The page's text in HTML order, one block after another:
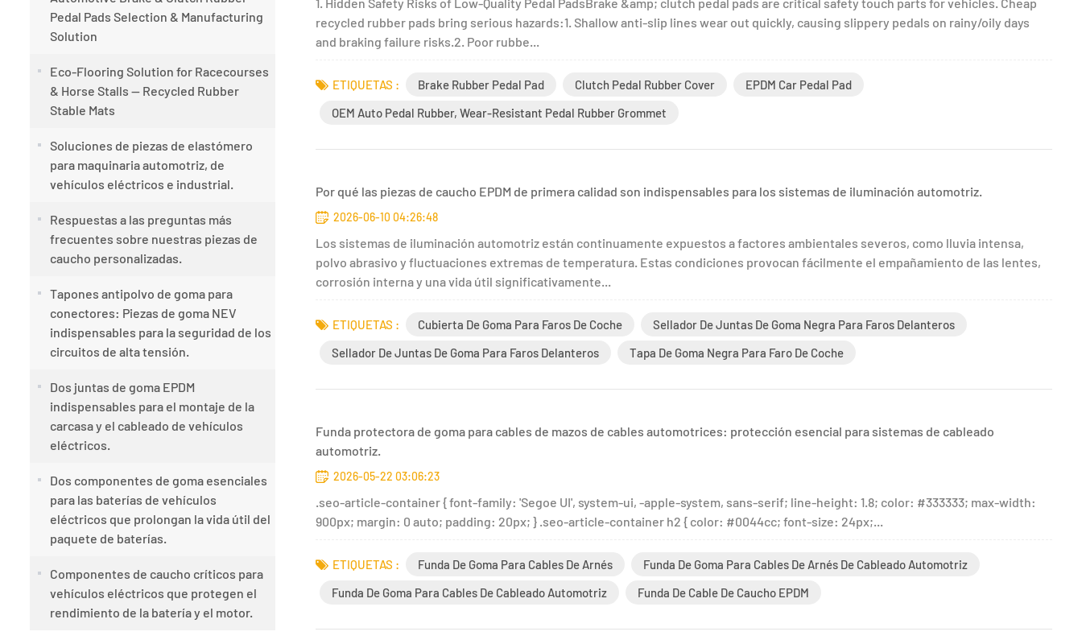
Pedal Pads Selection & Manufacturing
Solution
Eco-Flooring Solution for Racecourses
& Horse Stalls — Recycled Rubber
Stable Mats
Soluciones de piezas de elastómero
para maquinaria automotriz, de
vehículos eléctricos e industrial.
Respuestas a las preguntas más
frecuentes sobre nuestras piezas de
caucho personalizadas.
Tapones antipolvo de goma para
conectores: Piezas de goma NEV
indispensables para la seguridad de los
circuitos de alta tensión.
Dos juntas de goma EPDM
indispensables para el montaje de la
carcasa y el cableado de vehículos
eléctricos.
Dos componentes de goma esenciales
para las baterías de vehículos
eléctricos que prolongan la vida útil del
paquete de baterías.
Componentes de caucho críticos para
vehículos eléctricos que protegen el
rendimiento de la batería y el motor.
recycled rubber pads bring serious hazards:1. Shallow anti-slip lines wear out quickly, causing slippery pedals on rainy/oily days
and braking failure risks.2. Poor rubbe...
ETIQUETAS : Brake Rubber Pedal Pad Clutch Pedal Rubber Cover
EPDM Car Pedal Pad
OEM Auto Pedal Rubber, Wear-Resistant Pedal Rubber Grommet
Por qué las piezas de caucho EPDM de primera calidad son indispensables para los sistemas de iluminación automotriz.
2026-06-10 04:26:48
Los sistemas de iluminación automotriz están continuamente expuestos a factores ambientales severos, como lluvia intensa,
polvo abrasivo y fluctuaciones extremas de temperatura. Estas condiciones provocan fácilmente el empañamiento de las lentes,
corrosión interna y una vida útil significativamente...
ETIQUETAS : Cubierta De Goma Para Faros De Coche
Sellador De Juntas De Goma Negra Para Faros Delanteros
Sellador De Juntas De Goma Para Faros Delanteros
Tapa De Goma Negra Para Faro De Coche
Funda protectora de goma para cables de mazos de cables automotrices: protección esencial para sistemas de cableado
automotriz.
2026-05-22 03:06:23
.seo-article-container { font-family: 'Segoe UI', system-ui, -apple-system, sans-serif; line-height: 1.8; color: #333333; max-width:
900px; margin: 0 auto; padding: 20px; } .seo-article-container h2 { color: #0044cc; font-size: 24px;...
ETIQUETAS : Funda De Goma Para Cables De Arnés
Funda De Goma Para Cables De Arnés De Cableado Automotriz
Funda De Goma Para Cables De Cableado Automotriz
Funda De Cable De Caucho EPDM